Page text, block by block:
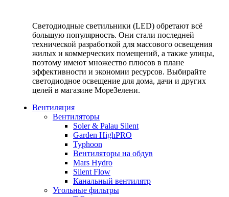
Светодиодные светильники (LED) обретают всё
большую популярность. Они стали последней
технической разработкой для массового освещения
жилых и коммерческих помещений, а также улицы,
поэтому имеют множество плюсов в плане
эффективности и экономии ресурсов. Выбирайте
светодиодное освещение для дома, дачи и других
целей в магазине МореЗелени.
Вентиляция
Вентиляторы
Soler & Palau Silent
Garden HighPRO
Typhoon
Вентиляторы на обдув
Mars Hydro
Silent Flow
Канальный вентилятр
Угольные фильтры